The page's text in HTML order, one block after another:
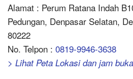
Alamat : Perum Ratana Indah
Pedungan, Denpasar Selatan,
80222
No. Telpon : 0819-9946-3638
> Lihat Peta Lokasi dan jam